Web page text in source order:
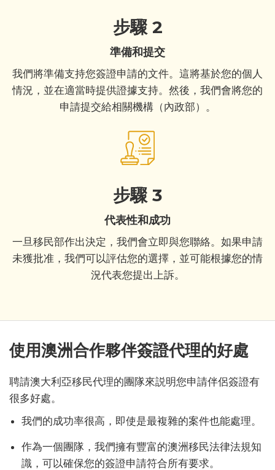
步驟 2
準備和提交
我們將準備支持您簽證申請的文件。這將基於您的個人
情況，並在適當時提供證據支持。然後，我們會將您的
申請提交給相關機構（內政部）。
步驟 3
代表性和成功
一旦移民部作出決定，我們會立即與您聯絡。如果申請
未獲批准，我們可以評估您的選擇，並可能根據您的情
況代表您提出上訴。
使用澳洲合作夥伴簽證代理的好處
聘請澳大利亞移民代理的團隊來説明您申請伴侶簽證有
很多好處。
我們的成功率很高，即使是最複雜的案件也能處理。
作為一個團隊，我們擁有豐富的澳洲移民法律法規知
識，可以確保您的簽證申請符合所有要求。